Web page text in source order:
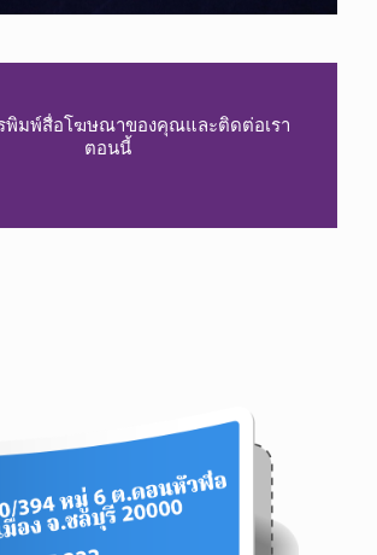
พิมพ์สื่อโฆษณาของคุณและติดต่อเรา
ตอนนี้